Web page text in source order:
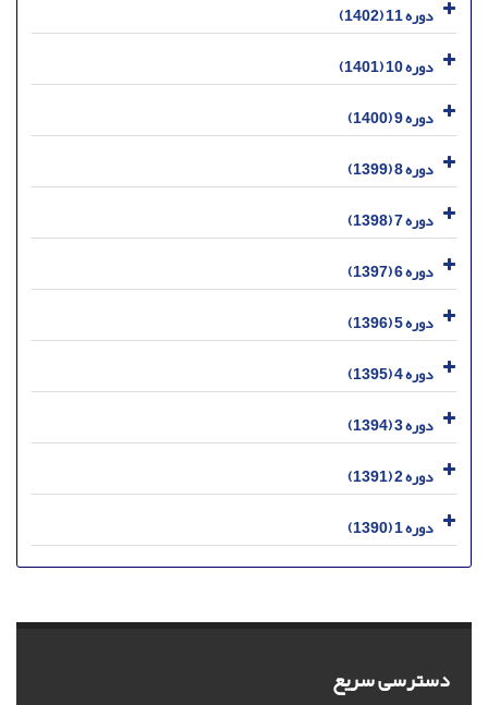
دوره 11 (1402)
دوره 10 (1401)
دوره 9 (1400)
دوره 8 (1399)
دوره 7 (1398)
دوره 6 (1397)
دوره 5 (1396)
دوره 4 (1395)
دوره 3 (1394)
دوره 2 (1391)
دوره 1 (1390)
دسترسی سریع